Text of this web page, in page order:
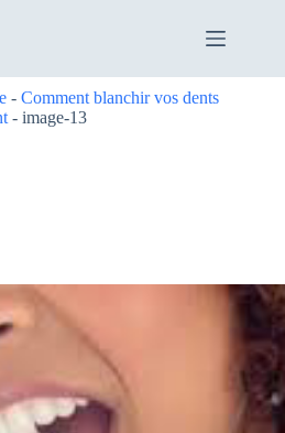
- Comment blanchir vos dents
- image-13